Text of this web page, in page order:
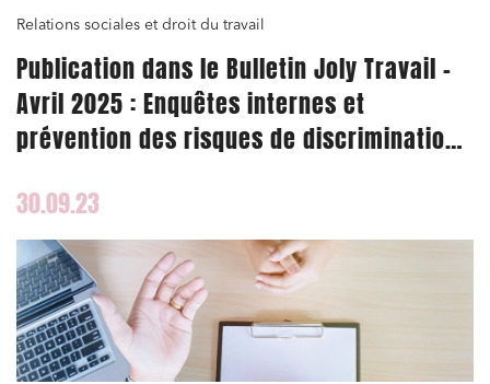
Relations sociales et droit du travail
Publication dans le Bulletin Joly Travail –
Avril 2025 : Enquêtes internes et
prévention des risques de discrimination
30.09.23